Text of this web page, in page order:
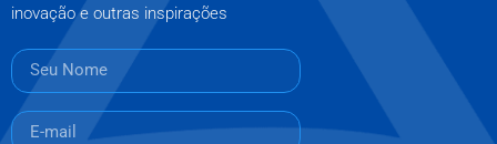
inovação e outras inspirações